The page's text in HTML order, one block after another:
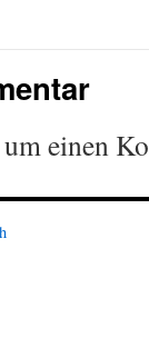
einen